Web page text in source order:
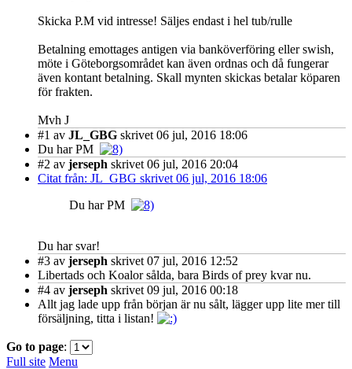
Skicka P.M vid intresse! Säljes endast i hel tub/rulle
Betalning emottages antigen via banköverföring eller swish,
möte i Göteborgsområdet kan även ordnas och då fungerar
även kontant betalning. Skall mynten skickas betalar köparen
för frakten.
Mvh J
#1 av JL_GBG skrivet 06 jul, 2016 18:06
Du har PM
#2 av jerseph skrivet 06 jul, 2016 20:04
Citat från: JL_GBG skrivet 06 jul, 2016 18:06
Du har PM
Du har svar!
#3 av jerseph skrivet 07 jul, 2016 12:52
Libertads och Koalor sålda, bara Birds of prey kvar nu.
#4 av jerseph skrivet 09 jul, 2016 00:18
Allt jag lade upp från början är nu sålt, lägger upp lite mer till
försäljning, titta i listan!
Go to page:
Full site Menu